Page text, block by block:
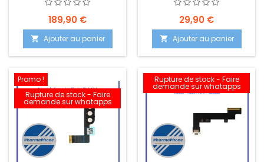
189,90 €
 Ajouter au panier
29,90 €
 Ajouter au panier
Promo !
Rupture de stock - Faire
demande sur whatapps
Rupture de stock - Faire
demande sur whatapps